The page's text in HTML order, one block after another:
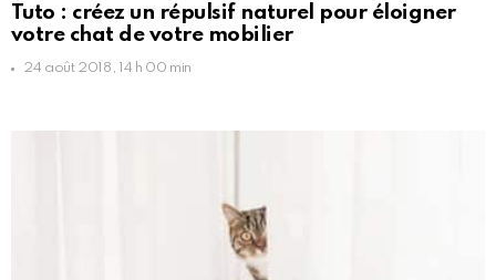
Tuto : créez un répulsif naturel pour éloigner
votre chat de votre mobilier
24 août 2018, 14 h 00 min